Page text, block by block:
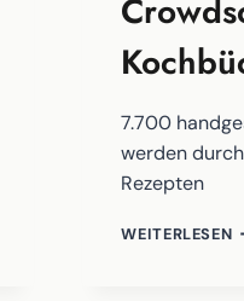
7.700
werden
Rezepten
WEITERLESEN